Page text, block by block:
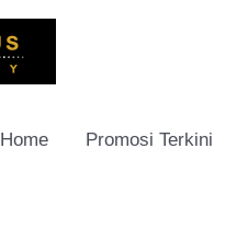
Home Promosi Terkini